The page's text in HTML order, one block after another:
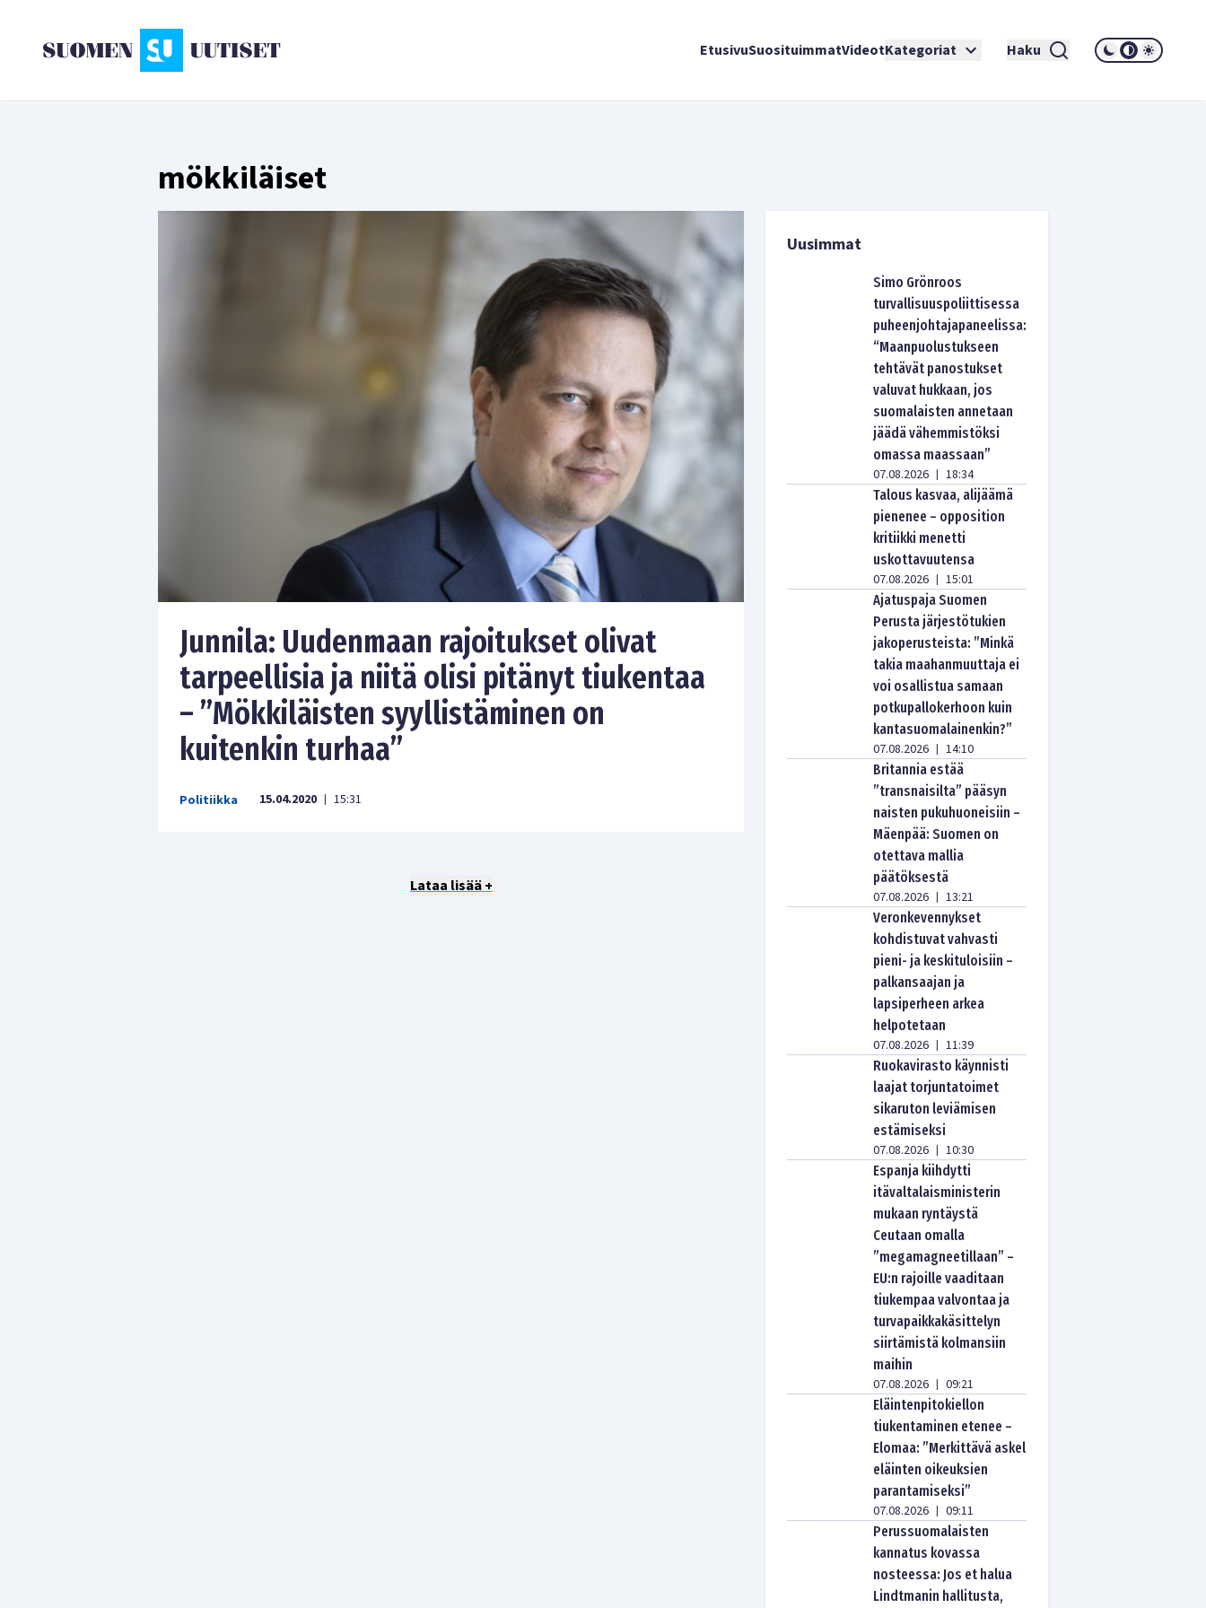
EtusivuSuosituimmatVideotKategoriat Haku
mökkiläiset
Junnila: Uudenmaan rajoitukset olivat
tarpeellisia ja niitä olisi pitänyt tiukentaa
– ”Mökkiläisten syyllistäminen on
kuitenkin turhaa”
Politiikka 15.04.2020 | 15:31
Lataa lisää +
Uusimmat
Simo Grönroos
turvallisuuspoliittisessa
puheenjohtajapaneelissa:
“Maanpuolustukseen
tehtävät panostukset
valuvat hukkaan, jos
suomalaisten annetaan
jäädä vähemmistöksi
omassa maassaan”
07.08.2026 | 18:34
Talous kasvaa, alijäämä
pienenee – opposition
kritiikki menetti
uskottavuutensa
07.08.2026 | 15:01
Ajatuspaja Suomen
Perusta järjestötukien
jakoperusteista: ”Minkä
takia maahanmuuttaja ei
voi osallistua samaan
potkupallokerhoon kuin
kantasuomalainenkin?”
07.08.2026 | 14:10
Britannia estää
”transnaisilta” pääsyn
naisten pukuhuoneisiin –
Mäenpää: Suomen on
otettava mallia
päätöksestä
07.08.2026 | 13:21
Veronkevennykset
kohdistuvat vahvasti
pieni- ja keskituloisiin –
palkansaajan ja
lapsiperheen arkea
helpotetaan
07.08.2026 | 11:39
Ruokavirasto käynnisti
laajat torjuntatoimet
sikaruton leviämisen
estämiseksi
07.08.2026 | 10:30
Espanja kiihdytti
itävaltalaisministerin
mukaan ryntäystä
Ceutaan omalla
”megamagneetillaan” –
EU:n rajoille vaaditaan
tiukempaa valvontaa ja
turvapaikkakäsittelyn
siirtämistä kolmansiin
maihin
07.08.2026 | 09:21
Eläintenpitokiellon
tiukentaminen etenee –
Elomaa: ”Merkittävä askel
eläinten oikeuksien
parantamiseksi”
07.08.2026 | 09:11
Perussuomalaisten
kannatus kovassa
nosteessa: Jos et halua
Lindtmanin hallitusta,